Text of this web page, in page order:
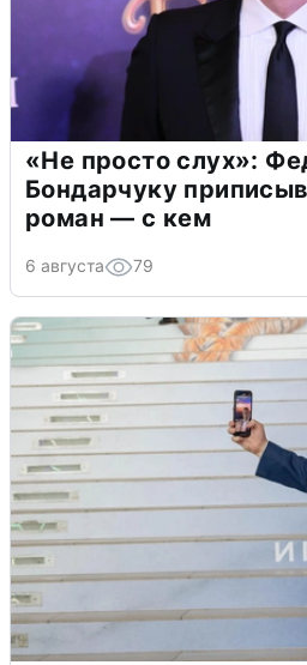
«Не просто слух»:
Бондарчуку
роман — с кем
6 августа 79